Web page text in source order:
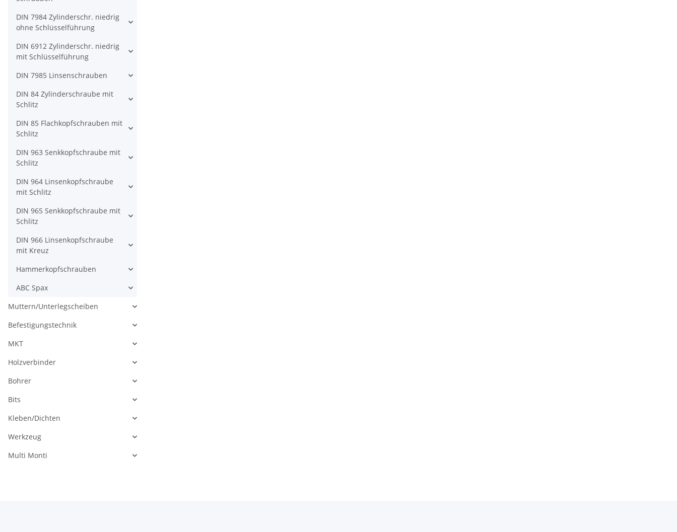
DIN 7984 Zylinderschr. niedrig
ohne Schlüsselführung
DIN 6912 Zylinderschr. niedrig
mit Schlüsselführung
DIN 7985 Linsenschrauben
DIN 84 Zylinderschraube mit
Schlitz
DIN 85 Flachkopfschrauben mit
Schlitz
DIN 963 Senkkopfschraube mit
Schlitz
DIN 964 Linsenkopfschraube
mit Schlitz
DIN 965 Senkkopfschraube mit
Schlitz
DIN 966 Linsenkopfschraube
mit Kreuz
Hammerkopfschrauben
ABC Spax
Muttern/Unterlegscheiben
Befestigungstechnik
MKT
Holzverbinder
Bohrer
Bits
Kleben/Dichten
Werkzeug
Multi Monti